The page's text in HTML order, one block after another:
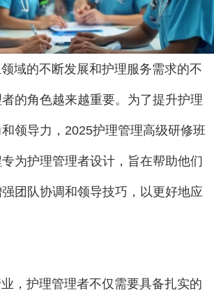
域的不断发展和护理服务需求的不
的角色越来越重要。为了提升护理
领导力，2025护理管理高级研修班
为护理管理者设计，旨在帮助他们
团队协调和领导技巧，以更好地应
，护理管理者不仅需要具备扎实的